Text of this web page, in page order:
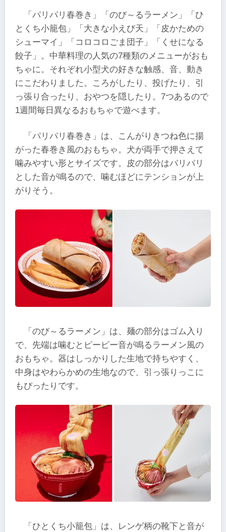
「パリパリ春巻き」「のび～るラーメン」「ひ
とくち小籠包」「大きな小えび天」「皮かための
シューマイ」「コロコロごま団子」「くせになる
餃子」。中華料理の人気の7種類のメニューがおも
ちゃに。それぞれ小型犬の好きな触感、音、動き
にこだわりました。ころがしたり、投げたり、引
っ張り合ったり、おやつを隠したり。7つあるので
1週間毎日異なるおもちゃで遊べます。
「パリパリ春巻き」は、こんがりきつね色に揚
がった春巻き風のおもちゃ。犬が両手で押さえて
噛みやすい形とサイズです。皮の部分はパリパリ
とした音が鳴るので、噛むほどにテンションが上
がりそう。
「のび～るラーメン」は、麺の部分はゴム入り
で、先端は噛むとピーピー音が鳴るラーメン風の
おもちゃ。器はしっかりした生地で持ちやすく、
中身はやわらかめの生地なので、引っ張りっこに
もぴったりです。
「ひとくち小籠包」は、レンゲ柄の靴下と音が